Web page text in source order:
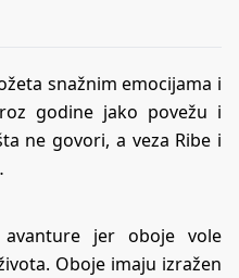
snažnim emocijama i
godine jako povežu i
ne govori, a veza Ribe i
jer oboje vole
Oboje imaju izražen